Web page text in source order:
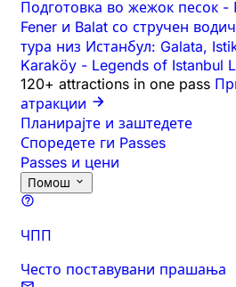
Подготовка во жежок песок -
Fener и Balat со стручен водич
тура низ Истанбул: Galata,
Karaköy - Legends of Istanbul
120+ attractions in one pass
атракции
Планирајте и заштедете
Споредете ги Passes
Passes и цени
Помош
ЧПП
Често поставувани прашања